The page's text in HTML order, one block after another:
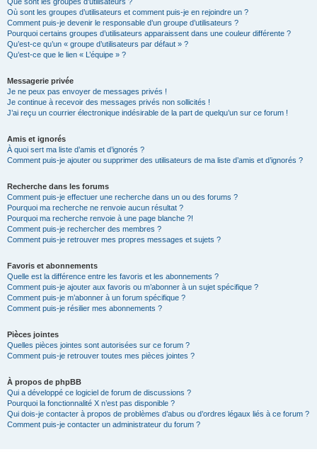
Où sont les groupes d’utilisateurs et comment puis-je en rejoindre un ?
Comment puis-je devenir le responsable d’un groupe d’utilisateurs ?
Pourquoi certains groupes d’utilisateurs apparaissent dans une couleur différente ?
Qu’est-ce qu’un « groupe d’utilisateurs par défaut » ?
Qu’est-ce que le lien « L’équipe » ?
Messagerie privée
Je ne peux pas envoyer de messages privés !
Je continue à recevoir des messages privés non sollicités !
J’ai reçu un courrier électronique indésirable de la part de quelqu’un sur ce forum !
Amis et ignorés
À quoi sert ma liste d’amis et d’ignorés ?
Comment puis-je ajouter ou supprimer des utilisateurs de ma liste d’amis et d’ignorés ?
Recherche dans les forums
Comment puis-je effectuer une recherche dans un ou des forums ?
Pourquoi ma recherche ne renvoie aucun résultat ?
Pourquoi ma recherche renvoie à une page blanche ?!
Comment puis-je rechercher des membres ?
Comment puis-je retrouver mes propres messages et sujets ?
Favoris et abonnements
Quelle est la différence entre les favoris et les abonnements ?
Comment puis-je ajouter aux favoris ou m’abonner à un sujet spécifique ?
Comment puis-je m’abonner à un forum spécifique ?
Comment puis-je résilier mes abonnements ?
Pièces jointes
Quelles pièces jointes sont autorisées sur ce forum ?
Comment puis-je retrouver toutes mes pièces jointes ?
À propos de phpBB
Qui a développé ce logiciel de forum de discussions ?
Pourquoi la fonctionnalité X n’est pas disponible ?
Qui dois-je contacter à propos de problèmes d’abus ou d’ordres légaux liés à ce forum ?
Comment puis-je contacter un administrateur du forum ?